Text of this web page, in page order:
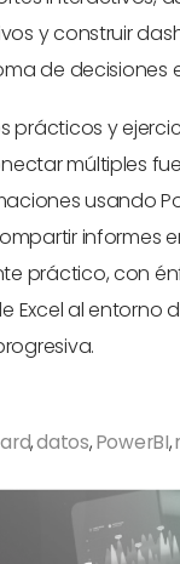
y construir
de decisiones
prácticos y
múltiples
usando
informes
práctico, con
Excel al entorno
,datos,PowerBI,